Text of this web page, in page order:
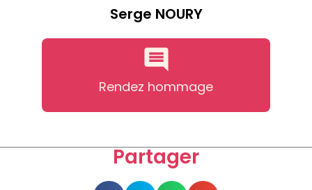
Serge NOURY
Rendez hommage
Partager